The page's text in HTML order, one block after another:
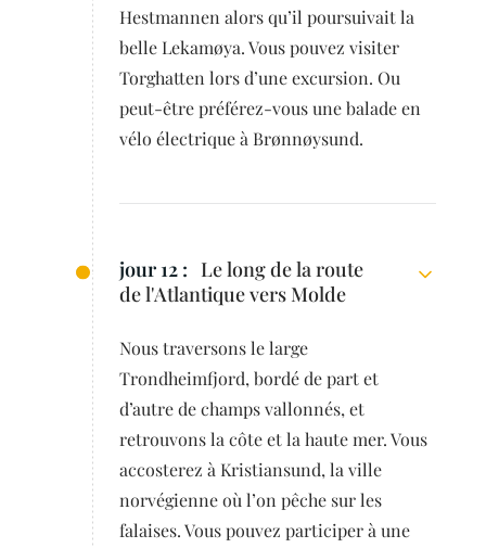
Hestmannen alors qu’il poursuivait la
belle Lekamøya. Vous pouvez visiter
Torghatten lors d’une excursion. Ou
peut-être préférez-vous une balade en
vélo électrique à Brønnøysund.
jour 12 : Le long de la route
de l'Atlantique vers Molde
Nous traversons le large
Trondheimfjord, bordé de part et
d’autre de champs vallonnés, et
retrouvons la côte et la haute mer. Vous
accosterez à Kristiansund, la ville
norvégienne où l’on pêche sur les
falaises. Vous pouvez participer à une